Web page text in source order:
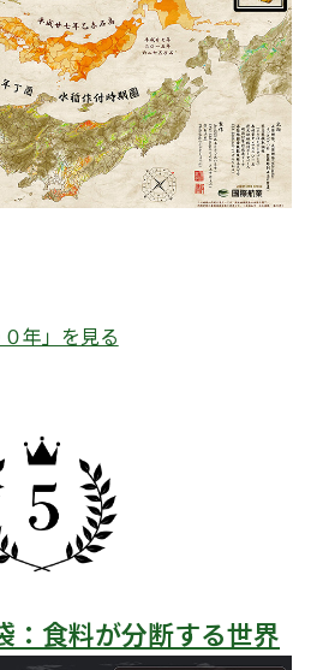
年」を見る
：食料が分断する世界